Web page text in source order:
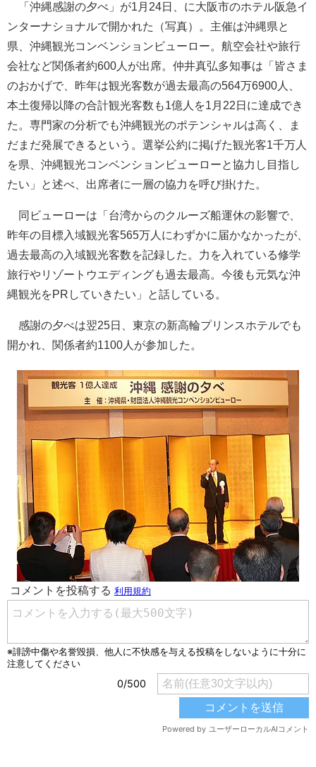
「沖縄感謝の夕べ」が1月24日、に大阪市のホテル阪急イ
ンターナショナルで開かれた（写真）。主催は沖縄県と
県、沖縄観光コンベンションビューロー。航空会社や旅行
会社など関係者約600人が出席。仲井真弘多知事は「皆さま
のおかげで、昨年は観光客数が過去最高の564万6900人、
本土復帰以降の合計観光客数も1億人を1月22日に達成でき
た。専門家の分析でも沖縄観光のポテンシャルは高く、ま
だまだ発展できるという。選挙公約に掲げた観光客1千万人
を県、沖縄観光コンベンションビューローと協力し目指し
たい」と述べ、出席者に一層の協力を呼び掛けた。
同ビューローは「台湾からのクルーズ船運休の影響で、
昨年の目標入域観光客565万人にわずかに届かなかったが、
過去最高の入域観光客数を記録した。力を入れている修学
旅行やリゾートウエディングも過去最高。今後も元気な沖
縄観光をPRしていきたい」と話している。
感謝の夕べは翌25日、東京の新高輪プリンスホテルでも
開かれ、関係者約1100人が参加した。